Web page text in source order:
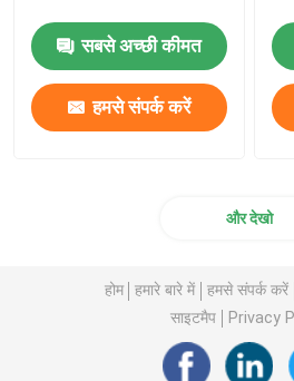
सबसे अच्छी कीमत
हमसे संपर्क करें
और देखो
होम हमारे बारे में हमसे संपर्क करें
साइटमैप
Privacy